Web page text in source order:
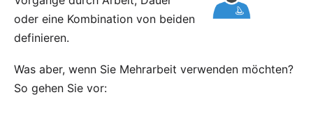
oder eine Kombination von beiden
definieren.
Was aber, wenn Sie Mehrarbeit verwenden möchten?
So gehen Sie vor: